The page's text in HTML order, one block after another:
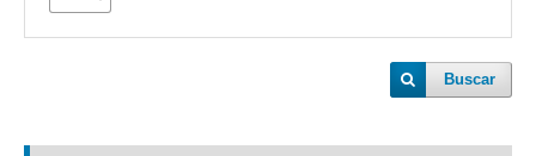
Buscar